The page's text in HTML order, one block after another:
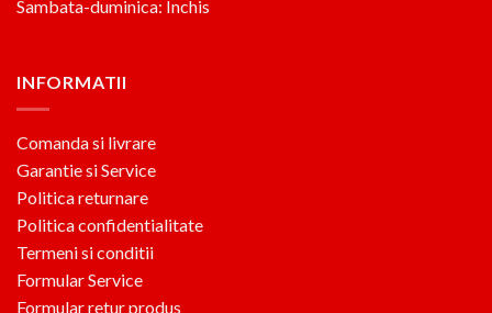
Sambata-duminica: Inchis
INFORMATII
Comanda si livrare
Garantie si Service
Politica returnare
Politica confidentialitate
Termeni si conditii
Formular Service
Formular retur produs